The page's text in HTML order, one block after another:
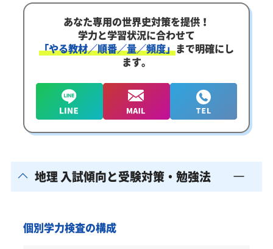
あなた専用の世界史対策を提供！
学力と学習状況に合わせて
「やる教材／順番／量／頻度」まで明確にし
ます。
地理 入試傾向と受験対策・勉強法
個別学力検査の構成